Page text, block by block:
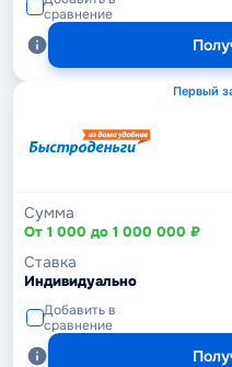
сравнение
Первый
Сумма
От 1 000 до 1 000 000 ₽
Ставка
Индивидуально
Добавить в
сравнение